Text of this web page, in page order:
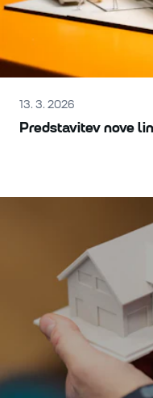
13. 3. 2026
Predstavitev nove